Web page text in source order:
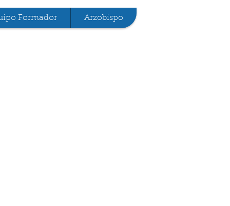
Formador Arzobispo